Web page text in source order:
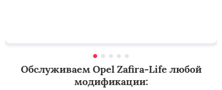
Обслуживаем Opel Zafira-Life любой
модификации: